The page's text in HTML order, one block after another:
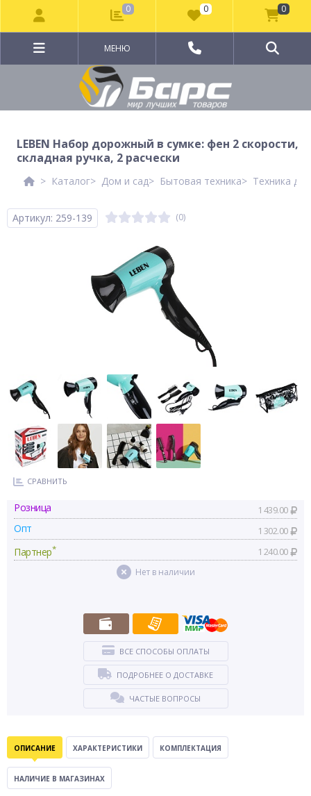
МЕНЮ
LEBEN Набор дорожный в сумке: фен 2 скорости,
складная ручка, 2 расчески
Каталог Дом и сад Бытовая техника Техника
Артикул: 259-139 (0)
СРАВНИТЬ
Розница 1 439.00
Опт 1 302.00
Партнер* 1 240.00
Нет в наличии
ВСЕ СПОСОБЫ ОПЛАТЫ
ПОДРОБНЕЕ О ДОСТАВКЕ
ЧАСТЫЕ ВОПРОСЫ
ОПИСАНИЕ ХАРАКТЕРИСТИКИ КОМПЛЕКТАЦИЯ
НАЛИЧИЕ В МАГАЗИНАХ
0 0 0